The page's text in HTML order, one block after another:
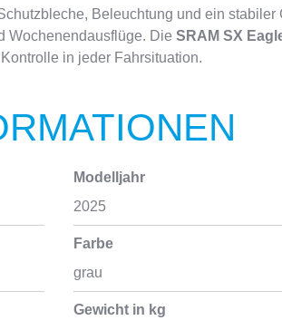
Beleuchtung und ein stabiler
Wochenendausflüge. Die SRAM SX
in jeder Fahrsituation.
Modelljahr
2025
Farbe
grau
Gewicht in kg